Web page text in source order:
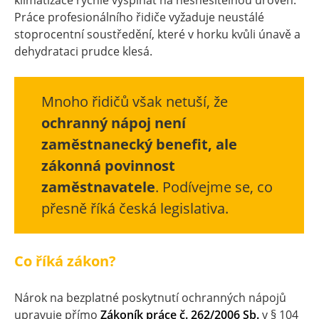
Práce profesionálního řidiče vyžaduje neustálé
stoprocentní soustředění, které v horku kvůli únavě a
dehydrataci prudce klesá.
Mnoho řidičů však netuší, že
ochranný nápoj není
zaměstnanecký benefit, ale
zákonná povinnost
zaměstnavatele. Podívejme se, co
přesně říká česká legislativa.
Co říká zákon?
Nárok na bezplatné poskytnutí ochranných nápojů
upravuje přímo Zákoník práce č. 262/2006 Sb.v § 104